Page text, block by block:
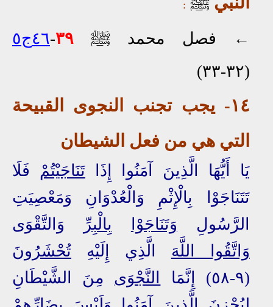
:
← فصل محمد ﷺ ٣٩-٤٦ج٥
(٣٢-٣٣)
١٤- يجب تجنب النجوى القبيحة
التي هي من فعل الشيطان
يَا أَيُّهَا الَّذِينَ آمَنُوا إِذَاتَنَاجَيْتُمْ فَلَا
تَتَنَاجَوْا بِالْإِثْمِ وَالْعُدْوَانِ وَمَعْصِيَتِ
الرَّسُولِ وَتَنَاجَوْا بِالْبِرِّ
وَالتَّقْوَى
وَاتَّقُوا اللَّهَ الَّذِي إِلَيْهِ تُحْشَرُونَ
(٩-٥٨) إِنَّمَا
النَّجْوَى مِنَ الشَّيْطَانِ